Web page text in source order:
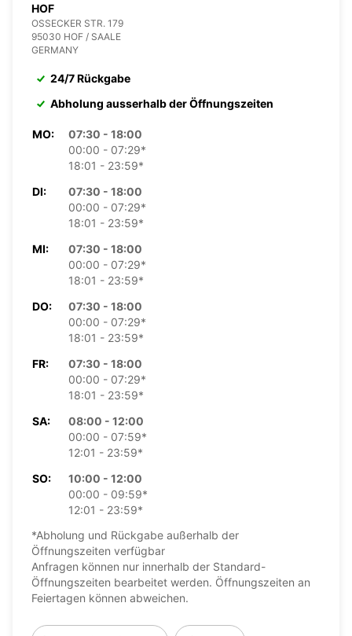
HOF
OSSECKER STR. 179
95030 HOF / SAALE
GERMANY
24/7 Rückgabe
Abholung ausserhalb der Öffnungszeiten
MO:
07:30 - 18:00
00:00 - 07:29*
18:01 - 23:59*
DI:
07:30 - 18:00
00:00 - 07:29*
18:01 - 23:59*
MI:
07:30 - 18:00
00:00 - 07:29*
18:01 - 23:59*
DO:
07:30 - 18:00
00:00 - 07:29*
18:01 - 23:59*
FR:
07:30 - 18:00
00:00 - 07:29*
18:01 - 23:59*
SA:
08:00 - 12:00
00:00 - 07:59*
12:01 - 23:59*
SO:
10:00 - 12:00
00:00 - 09:59*
12:01 - 23:59*
*Abholung und Rückgabe außerhalb der
Öffnungszeiten verfügbar
Anfragen können nur innerhalb der Standard-
Öffnungszeiten bearbeitet werden. Öffnungszeiten an
Feiertagen können abweichen.